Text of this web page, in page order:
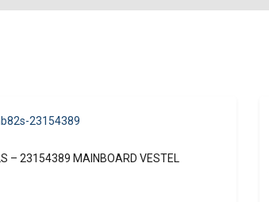
– 23154389 MAINBOARD VESTEL